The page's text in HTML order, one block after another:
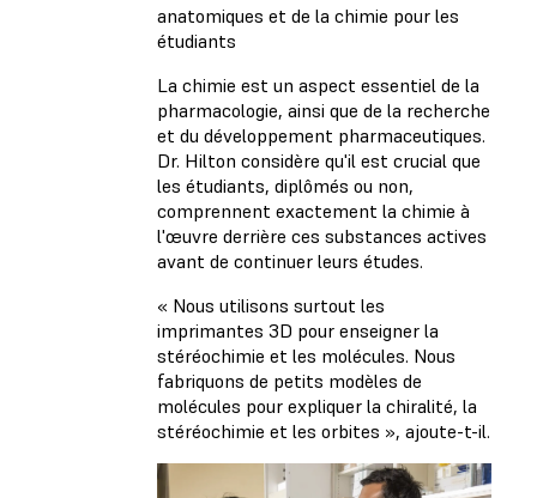
anatomiques et de la chimie pour les
étudiants
La chimie est un aspect essentiel de la
pharmacologie, ainsi que de la recherche
et du développement pharmaceutiques.
Dr. Hilton considère qu'il est crucial que
les étudiants, diplômés ou non,
comprennent exactement la chimie à
l'œuvre derrière ces substances actives
avant de continuer leurs études.
« Nous utilisons surtout les
imprimantes 3D pour enseigner la
stéréochimie et les molécules. Nous
fabriquons de petits modèles de
molécules pour expliquer la chiralité, la
stéréochimie et les orbites », ajoute-t-il.